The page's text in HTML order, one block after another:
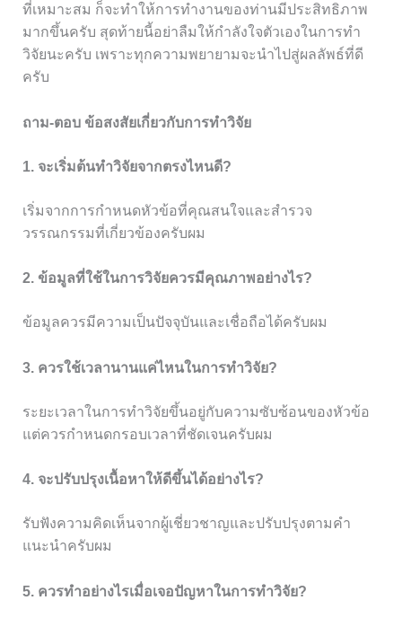
ที่เหมาะสม ก็จะทำให้การทำงานของท่านมีประสิทธิภาพ
มากขึ้นครับ สุดท้ายนี้อย่าลืมให้กำลังใจตัวเองในการทำ
วิจัยนะครับ เพราะทุกความพยายามจะนำไปสู่ผลลัพธ์ที่ดี
ครับ
ถาม-ตอบ ข้อสงสัยเกี่ยวกับการทำวิจัย
1. จะเริ่มต้นทำวิจัยจากตรงไหนดี?
เริ่มจากการกำหนดหัวข้อที่คุณสนใจและสำรวจ
วรรณกรรมที่เกี่ยวข้องครับผม
2. ข้อมูลที่ใช้ในการวิจัยควรมีคุณภาพอย่างไร?
ข้อมูลควรมีความเป็นปัจจุบันและเชื่อถือได้ครับผม
3. ควรใช้เวลานานแค่ไหนในการทำวิจัย?
ระยะเวลาในการทำวิจัยขึ้นอยู่กับความซับซ้อนของหัวข้อ
แต่ควรกำหนดกรอบเวลาที่ชัดเจนครับผม
4. จะปรับปรุงเนื้อหาให้ดีขึ้นได้อย่างไร?
รับฟังความคิดเห็นจากผู้เชี่ยวชาญและปรับปรุงตามคำ
แนะนำครับผม
5. ควรทำอย่างไรเมื่อเจอปัญหาในการทำวิจัย?